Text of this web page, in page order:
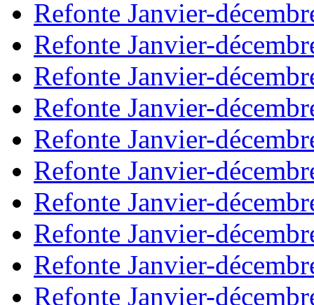
Refonte Janvier-
Refonte Janvier-
Refonte Janvier-
Refonte Janvier-
Refonte Janvier-
Refonte Janvier-
Refonte Janvier-
Refonte Janvier-
Refonte Janvier-
Refonte Janvier-